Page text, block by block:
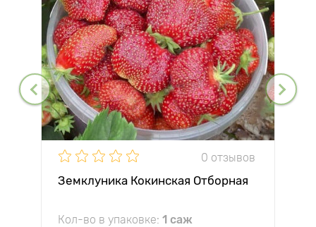
0 отзывов
Земклуника Кокинская Отборная
Кол-во в упаковке: 1 саж